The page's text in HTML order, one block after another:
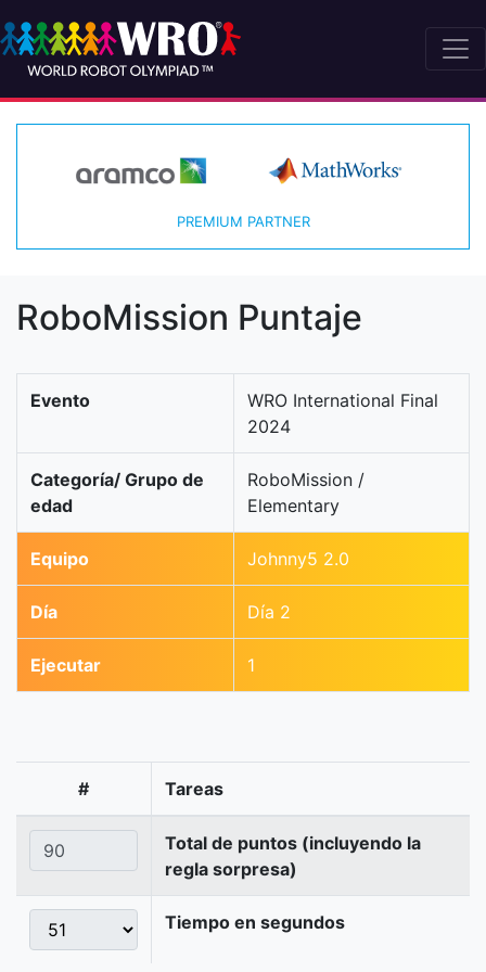
PREMIUM PARTNER
RoboMission Puntaje
Evento
WRO International Final
2024
Categoría/ Grupo de
edad
RoboMission /
Elementary
Equipo Johnny5 2.0
Día Día 2
Ejecutar 1
# Tareas
Total de puntos (incluyendo la
regla sorpresa)
Tiempo en segundos